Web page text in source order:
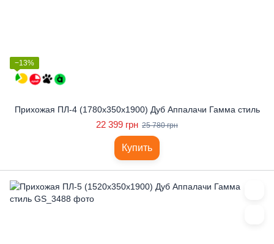
−13%
Прихожая ПЛ-4 (1780x350x1900) Дуб Аппалачи Гамма стиль
22 399 грн 25 780 грн
Купить